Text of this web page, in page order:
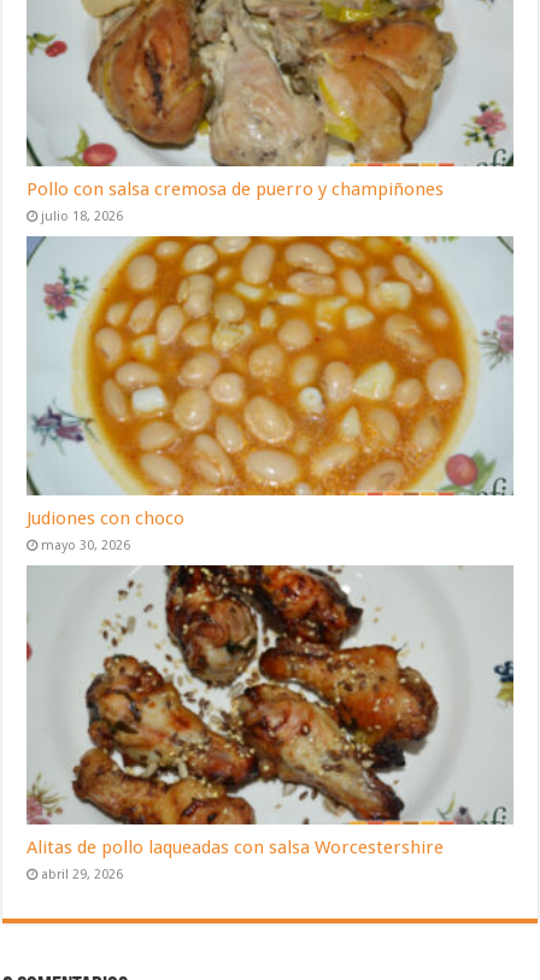
Pollo con salsa cremosa de puerro y champiñones
julio 18, 2026
Judiones con choco
mayo 30, 2026
Alitas de pollo laqueadas con salsa Worcestershire
abril 29, 2026